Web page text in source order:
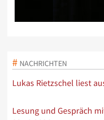
NACHRICHTEN
Lukas Rietzschel liest
Lesung und Gespräch